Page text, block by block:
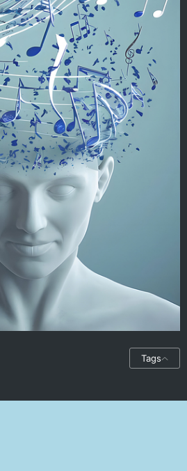
Tags